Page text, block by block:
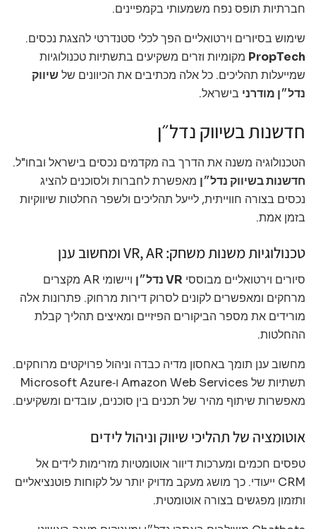
חברתיות תופס נפח משמעותי בקמפיינים.
שימוש בסיורים וירטואליים הפך לכלי סטנדרטי להצגת נכסים.
PropTech מקומיות וזרים משקיעים בתשתיות טכנולוגיות
שמייעלות תהליכים. כל אלה מכתיבים את הכיוונים שלשיווק
נדל״ן מודרני בישראל.
חדשנות בשיווק נדל״ן
הטכנולוגיה משנה את הדרך בה מקדמים נכסים בישראל ובחו"ל.
חדשנות בשיווק נדל״ן מאפשרת לחברות ולסוכנים להציג
נכסים בצורה חווייתית, לייעל תהליכים ולשפר החלטות שיווקיות
בזמן אמת.
טכנולוגיות משנות משחק: VR, AR ומחשוב ענן
סיורים וירטואליים מבוססי VR נדל״ן
ויישומי AR מקצרים
מרחקים ומאפשרים לקונים לסרוק דירות מרחוק. פתרונות אלה
מורידים את מספר הביקורים הפיזיים ומאיצים תהליך קבלת
ההחלטות.
מחשוב ענן תומך באחסון מדיה כבדה וניהול פרויקטים מרוחקים.
תשתיות של Amazon Web Services ו‑Microsoft Azure
מאפשרות שיתוף מהיר של תכנים בין סוכנים, עובדים ומשקיעים.
אוטומציה של תהליכי שיווק וניהול לידים
טפסים חכמים ומערכות דיוור אוטומטיות מזרימות לידים אל
CRM ייעודי. כך מושג מעקב מדויק יותר על לקוחות פוטנציאליים
ותזמון מפגשים בצורה אוטומטית.